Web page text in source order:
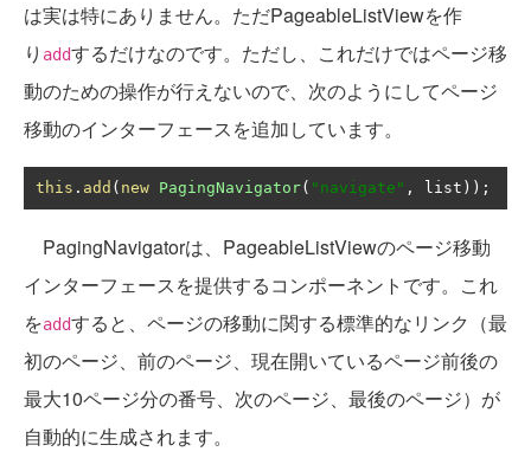
は実は特にありません。ただPageableListViewを作
り addするだけなのです。ただし、これだけではページ移
動のための操作が行えないので、次のようにしてページ
移動のインターフェースを追加しています。
this . add ( new PagingNavigator( "navigate" , list ));
PagingNavigatorは、PageableListViewのページ移動
インターフェースを提供するコンポーネントです。これ
をaddすると、ページの移動に関する標準的なリンク（最
初のページ、前のページ、現在開いているページ前後の
最大10ページ分の番号、次のページ、最後のページ）が
自動的に生成されます。